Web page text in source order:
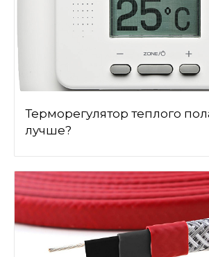
Терморегулятор теплого
лучше?